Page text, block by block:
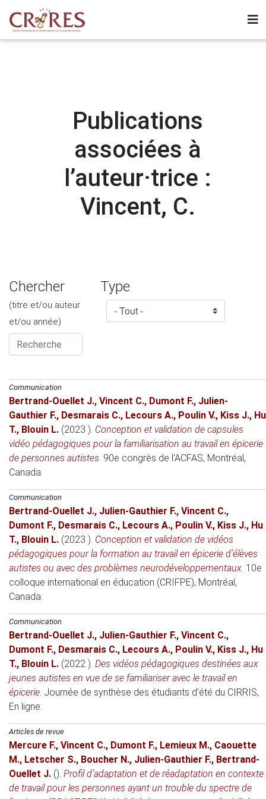
Publications
associées à
l’auteur·trice :
Vincent, C.
Chercher
(titre et/ou auteur
et/ou année)
Type
Communication
Bertrand-Ouellet J., Vincent C., Dumont F., Julien-
Gauthier F., Desmarais C., Lecours A., Poulin V., Kiss J., Hu
T., Blouin L. (2023 ). Conception et validation de capsules
vidéo pédagogiques pour la familiarisation au travail en épicerie
de personnes autistes. 90e congrès de l'ACFAS, Montréal,
Canada.
Communication
Bertrand-Ouellet J., Julien-Gauthier F., Vincent C.,
Dumont F., Desmarais C., Lecours A., Poulin V., Kiss J., Hu
T., Blouin L. (2023 ). Conception et validation de vidéos
pédagogiques pour la formation au travail en épicerie d’élèves
autistes ou avec des problèmes neurodéveloppementaux. 10e
colloque international en éducation (CRIFPE), Montréal,
Canada.
Communication
Bertrand-Ouellet J., Julien-Gauthier F., Vincent C.,
Dumont F., Desmarais C., Lecours A., Poulin V., Kiss J., Hu
T., Blouin L. (2022 ). Des vidéos pédagogiques destinées aux
jeunes autistes en vue de se familiariser avec le travail en
épicerie. Journée de synthèse des étudiants d'été du CIRRIS,
En ligne.
Articles de revue
Mercure F., Vincent C., Dumont F., Lemieux M., Caouette
M., Letscher S., Boucher N., Julien-Gauthier F., Bertrand-
Ouellet J. (). Profil d’adaptation et de réadaptation en contexte
de travail pour les personnes ayant un trouble du spectre de